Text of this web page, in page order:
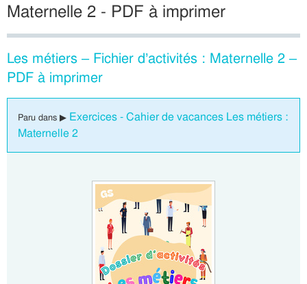
Maternelle 2 - PDF à imprimer
Les métiers – Fichier d’activités : Maternelle 2 –
PDF à imprimer
Paru dans ▶ Exercices - Cahier de vacances Les métiers :
Maternelle 2